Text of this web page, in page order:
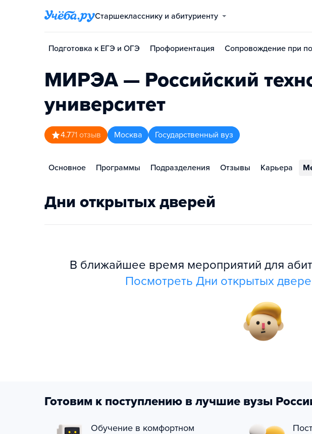
Старшекласснику и абитуриенту
Подготовка к ЕГЭ и ОГЭ Профориентация Сопровождение при
МИРЭА — Российский
университет
4.771 отзыв Москва Государственный вуз
Основное Программы Подразделения Отзывы Карьера
Дни открытых дверей
В ближайшее время мероприятий для
Посмотреть Дни открытых
Готовим к поступлению в лучшие вузы
Обучение в комфортном